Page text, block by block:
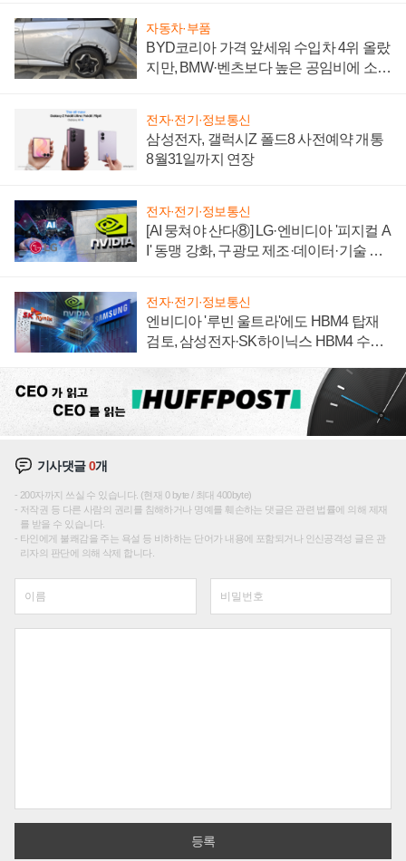
자동차·부품
BYD코리아 가격 앞세워 수입차 4위 올랐
지만, BMW·벤츠보다 높은 공임비에 소비
전자·전기·정보통신
삼성전자, 갤럭시Z 폴드8 사전예약 개통
8월31일까지 연장
전자·전기·정보통신
[AI 뭉쳐야 산다⑧] LG·엔비디아 '피지컬 A
I' 동맹 강화, 구광모 제조·데이터·기술 결
전자·전기·정보통신
엔비디아 '루빈 울트라'에도 HBM4 탑재
검토, 삼성전자·SK하이닉스 HBM4 수율
기사댓글0개
200자까지 쓰실 수 있습니다. (현재 0 byte / 최대 400byte)
저작권 등 다른 사람의 권리를 침해하거나 명예를 훼손하는 댓글은 관련 법률에 의해 제재
를 받을 수 있습니다.
타인에게 불쾌감을 주는 욕설 등 비하하는 단어가 내용에 포함되거나 인신공격성 글은 관
리자의 판단에 의해 삭제 합니다.